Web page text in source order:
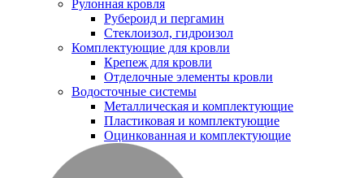
Рулонная кровля
Рубероид и пергамин
Стеклоизол, гидроизол
Комплектующие для кровли
Крепеж для кровли
Отделочные элементы кровли
Водосточные системы
Металлическая и комплектующие
Пластиковая и комплектующие
Оцинкованная и комплектующие